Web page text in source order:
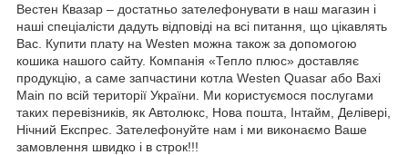
Вестен Квазар – достатньо зателефонувати в наш магазин і
наші спеціалісти дадуть відповіді на всі питання, що цікавлять
Вас. Купити плату на Westen можна також за допомогою
кошика нашого сайту. Компанія «Тепло плюс» доставляє
продукцію, а саме запчастини котла Westen Quasar або Baxi
Main по всій території України. Ми користуємося послугами
таких перевізників, як Автолюкс, Нова пошта, Інтайм, Делівері,
Нічний Експрес. Зателефонуйте нам і ми виконаємо Ваше
замовлення швидко і в строк!!!